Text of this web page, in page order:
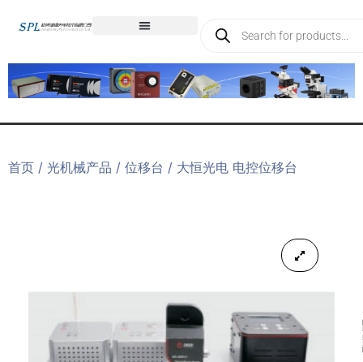
首页 / 光机械产品 / 位移台 / 大恒光电 电控位移台